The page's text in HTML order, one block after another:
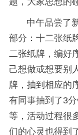
中午品尝了
部分：十二张纸
二张纸牌，编好
己想做或想要别
牌，抽到相应的
有同事抽到了3
等，活动过程很
们的心灵也得到